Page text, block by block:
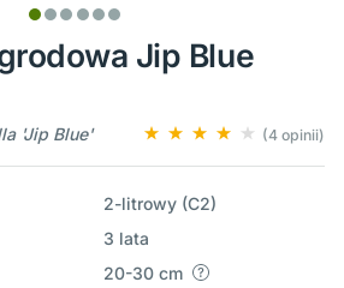
Jip Blue
'Jip Blue' (4 opinii)
2-litrowy (C2)
3 lata
20-30 cm